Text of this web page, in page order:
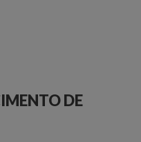
DE